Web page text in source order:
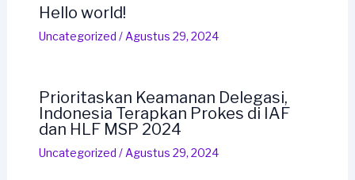
Hello world!
Uncategorized / Agustus 29, 2024
Prioritaskan Keamanan Delegasi,
Indonesia Terapkan Prokes di IAF
dan HLF MSP 2024
Uncategorized / Agustus 29, 2024